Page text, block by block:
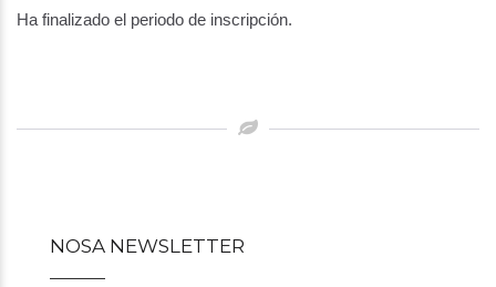
Ha finalizado el periodo de inscripción.
navigation
NOSA NEWSLETTER